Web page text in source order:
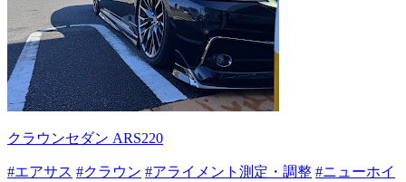
クラウンセダン ARS220
#エアサス #クラウン #アライメント測定・調整 #ニューホイ